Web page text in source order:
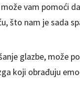
vam pomoći
što nam je sada
glazbe, može
koji obrađuju